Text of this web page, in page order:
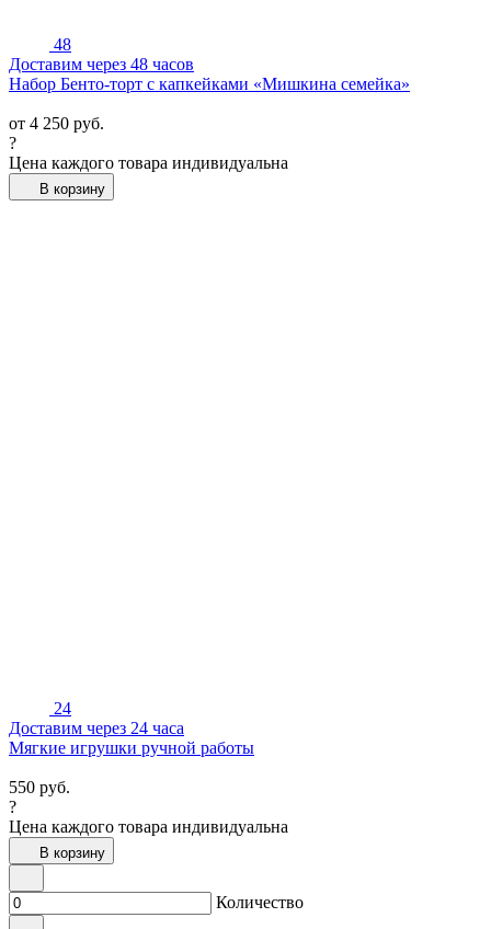
48
Доставим через 48 часов
Набор Бенто-торт с капкейками «Мишкина семейка»
от 4 250 руб.
?
Цена каждого товара индивидуальна
В корзину
24
Доставим через 24 часа
Мягкие игрушки ручной работы
550 руб.
?
Цена каждого товара индивидуальна
В корзину
Количество